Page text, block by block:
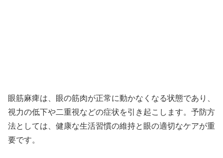
眼筋麻痺は、眼の筋肉が正常に動かなくなる状態であり、
視力の低下や二重視などの症状を引き起こします。予防方
法としては、健康な生活習慣の維持と眼の適切なケアが重
要です。